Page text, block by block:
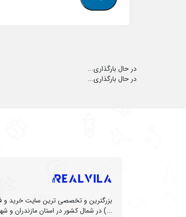
در حال بارگذاری...
در حال بارگذاری...
بزرگترین و تخصصی ترین سایت خرید و
...) در شمال کشور در استان مازندران و